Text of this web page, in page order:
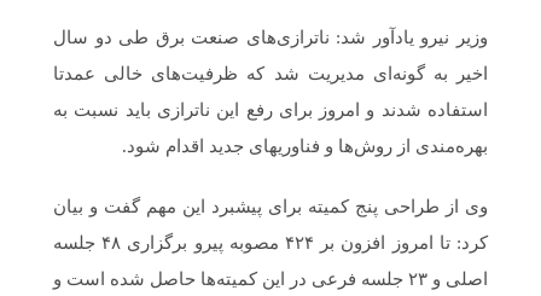
وزیر نیرو یادآور شد: ناترازی‌های صنعت برق طی دو سال
اخیر به گونه‌ای مدیریت شد که ظرفیت‎‌های خالی عمدتا
استفاده شدند و امروز برای رفع این ناترازی باید نسبت به
بهره‌مندی از روش‌ها و فناوریهای جدید اقدام شود.
وی از طراحی پنج کمیته برای پیشبرد این مهم گفت و بیان
کرد: تا امروز افزون بر ۴۲۴ مصوبه پیرو برگزاری ۴۸ جلسه
اصلی و ۲۳ جلسه فرعی در این کمیته‌ها حاصل شده است و